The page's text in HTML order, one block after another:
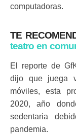
computadoras.
TE
teatro en
El reporte de
dijo que juega
móviles, esta
2020, año
sedentaria
pandemia.